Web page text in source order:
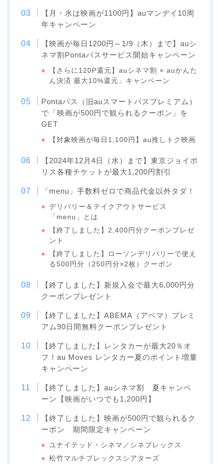
【月・水は映画が1100円】auマンデイ10周
年キャンペーン
【映画が毎日1200円～1/9（木）まで】auシ
ネマ割Pontaパスサービス開始キャンペーン
【さらに120P還元】auシネマ割 × auかんた
ん決済 最大10%還元」キャンペーン
Pontaパス（旧auスマートパスプレミアム）
で「映画が500円で観られるクーポン」を
GET
【対象映画が毎日1,100円】au推しトク映画
【2024年12月4日（水）まで】東京ジョイポ
リス各種チケットが最大1,200円割引
「menu」手数料ゼロで商品代金以外タダ！
デリバリー＆テイクアウトサービス
「menu」とは
【終了しました】2,400円分クーポンプレゼ
ント
【終了しました】ローソンデリバリーで使え
る500円分（250円分×2枚）クーポン
【終了しました】新規入会で最大6,000円分
クーポンプレゼント
【終了しました】ABEMA（アベマ）プレミ
アム90日間無料クーポンプレゼント
【終了しました】レンタカーが最大20％オ
フ！au Moves レンタカー夏のポイント増量
キャンペーン
【終了しました】auシネマ割 夏キャンペ
ーン【映画がいつでも1,200円】
【終了しました】映画が500円で観られるク
ーポン 期間限定キャンペーン
ユナイテッド・シネマ／シネプレックス
松竹マルチプレックスシアターズ